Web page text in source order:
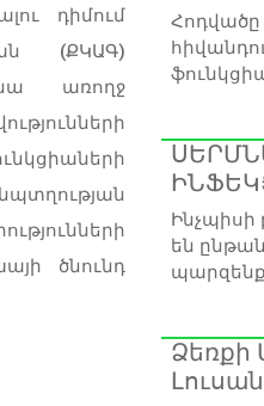
դիմում
(ՔԿԱԳ)
առողջ
ծնունդ
Ինչպիսի
են
Ձեռքի